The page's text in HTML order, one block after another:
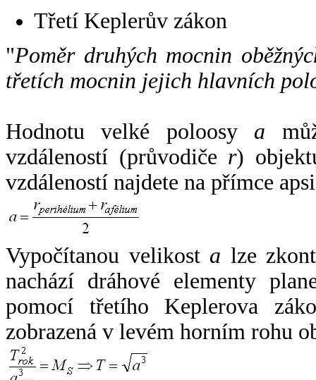
Třetí Keplerův zákon
"Poměr druhých mocnin
třetích mocnin jejich hlavních
Hodnotu velké poloosy a
vzdáleností (průvodiče r)
vzdáleností najdete na přímce
Vypočítanou velikost a lze
nachází dráhové elementy
pomocí třetího Keplerova
zobrazená v levém horním rohu